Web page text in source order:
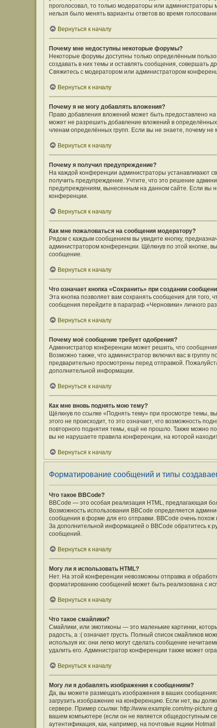
проголосовал, то только модераторы или администраторы
нельзя было менять варианты ответов во время
Вернуться к началу
Почему мне недоступны некоторые форумы?
Некоторые форумы доступны только определённым
создавать в них темы и оставлять сообщения, совершать
Свяжитесь с модератором или администратором
Вернуться к началу
Почему я не могу добавлять вложения?
Право добавления вложений может быть предоставлено
может не разрешить добавление вложений в
членам определённых групп. Если вы не знаете, почему
Вернуться к началу
Почему я получил предупреждение?
На каждой конференции администраторы устанавливают
получить предупреждение. Учтите, что это решение
предупреждениям, вынесенным на данном сайте. Если вы
конференции.
Вернуться к началу
Как мне пожаловаться на сообщения модератору?
Рядом с каждым сообщением вы увидите кнопку,
администратором конференции. Щёлкнув по этой кнопке,
сообщение.
Вернуться к началу
Что означает кнопка «Сохранить» при создании
Эта кнопка позволяет вам сохранять сообщения для того,
сообщения перейдите в параграф «Черновики» личного
Вернуться к началу
Почему моё сообщение требует одобрения?
Администратор конференции может решить, что
Возможно также, что администратор включил вас в
предварительно просмотрены перед отправкой.
дополнительной информации.
Вернуться к началу
Как мне вновь поднять мою тему?
Щёлкнув по ссылке «Поднять тему» при просмотре темы,
этого не происходит, то это означает, что возможность
повторного поднятия темы, ещё не прошло. Также можно
вы не нарушаете правила конференции, на которой
Вернуться к началу
Форматирование сообщений и типы
Что такое BBCode?
BBCode — это особая реализация HTML, предлагающая
Возможность использования BBCode определяется
сообщения в форме для его отправки. BBCode очень похож
За дополнительной информацией о BBCode обратитесь к
сообщений.
Вернуться к началу
Могу ли я использовать HTML?
Нет. На этой конференции невозможны отправка и
форматированию сообщений может быть реализована с
Вернуться к началу
Что такое смайлики?
Смайлики, или эмотиконы — это маленькие картинки,
радость, а :( означает грусть. Полный список смайликов
используя их: они легко могут сделать сообщение
удалить его. Администратор конференции также может
Вернуться к началу
Могу ли я добавлять изображения к сообщениям?
Да, вы можете размещать изображения в ваших
загрузить изображение на конференцию. Если нет, вы
сервере. Пример ссылки: http://www.example.com/my-
вашем компьютере (если он не является общедоступным
аутентификация, как, например, на почтовые ящики